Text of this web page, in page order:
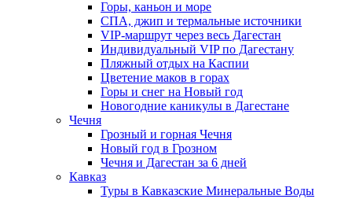
Горы, каньон и море
СПА, джип и термальные источники
VIP-маршрут через весь Дагестан
Индивидуальный VIP по Дагестану
Пляжный отдых на Каспии
Цветение маков в горах
Горы и снег на Новый год
Новогодние каникулы в Дагестане
Чечня
Грозный и горная Чечня
Новый год в Грозном
Чечня и Дагестан за 6 дней
Кавказ
Туры в Кавказские Минеральные Воды